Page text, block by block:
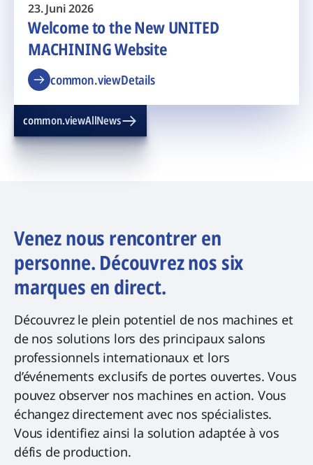
23. Juni 2026
Welcome to the New UNITED
MACHINING Website
common.viewDetails
common.viewAllNews
Venez nous rencontrer en
personne. Découvrez nos six
marques en direct.
Découvrez le plein potentiel de nos machines et
de nos solutions lors des principaux salons
professionnels internationaux et lors
d’événements exclusifs de portes ouvertes. Vous
pouvez observer nos machines en action. Vous
échangez directement avec nos spécialistes.
Vous identifiez ainsi la solution adaptée à vos
défis de production.